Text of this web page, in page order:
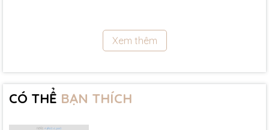
- Size 18 - 24m:( Viết tắt: 18M) chiều cao: 86cm ~ cân nặng: 11.5 -
15Kg
17Kg
Xem thêm
CÓ THỂ BẠN THÍCH